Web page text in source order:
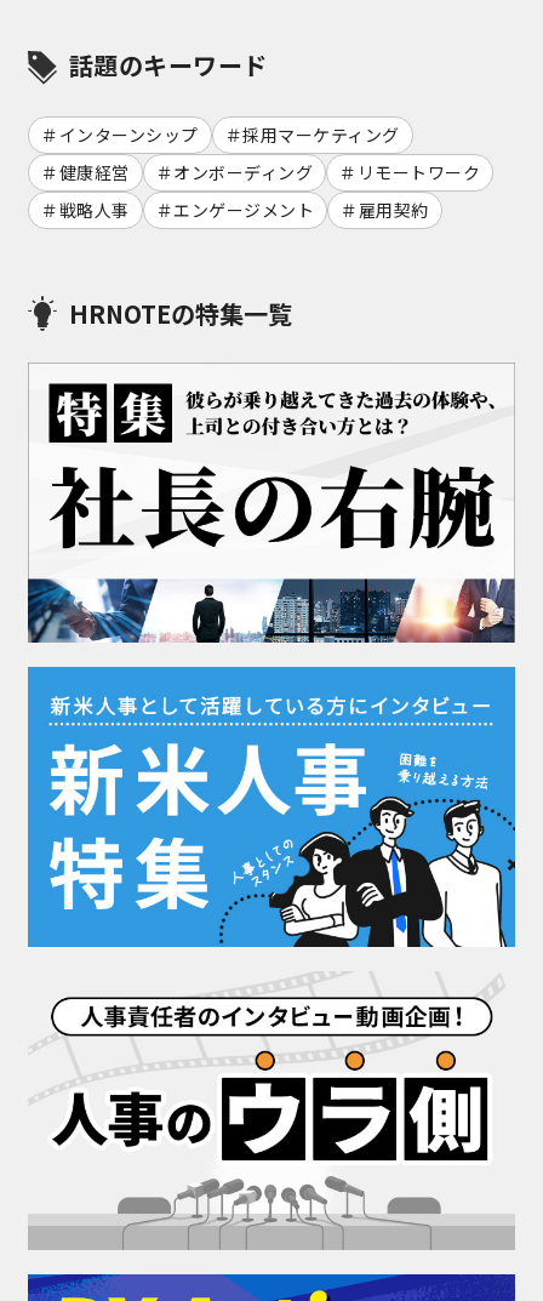
話題のキーワード
インターンシップ
採用マーケティング
健康経営
オンボーディング
リモートワーク
戦略人事
エンゲージメント 雇用契約
HRNOTEの特集一覧